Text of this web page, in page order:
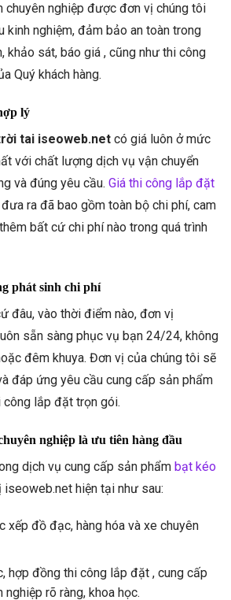
chuyên nghiệp được đơn vị chúng tôi
kinh nghiệm, đảm bảo an toàn trong
khảo sát, báo giá , cũng như thi công
Quý khách hàng.
lý
tai iseoweb.net có giá luôn ở mức
với chất lượng dịch vụ vận chuyển
và đúng yêu cầu. Giá thi công lắp đặt
ra đã bao gồm toàn bộ chi phí, cam
bất cứ chi phí nào trong quá trình
phát sinh chi phí
đâu, vào thời điểm nào, đơn vị
sẵn sàng phục vụ bạn 24/24, không
đêm khuya. Đơn vị của chúng tôi sẽ
đáp ứng yêu cầu cung cấp sản phẩm
lắp đặt trọn gói.
nghiệp là ưu tiên hàng đầu
dịch vụ cung cấp sản phẩm bạt kéo
iseoweb.net hiện tại như sau:
xếp đồ đạc, hàng hóa và xe chuyên
hợp đồng thi công lắp đặt , cung cấp
nghiệp rõ ràng, khoa học.